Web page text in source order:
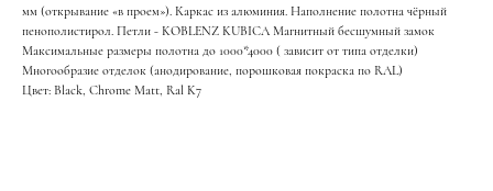
мм (открывание «в проем»). Каркас из алюминия. Наполнение полотна чёрный
пенополистирол. Петли - KOBLENZ KUBICA Магнитный бесшумный замок
Максимальные размеры полотна до 1000*4000 ( зависит от типа отделки)
Многообразие отделок (анодирование, порошковая покраска по RAL)
Цвет: Black, Chrome Matt, Ral K7